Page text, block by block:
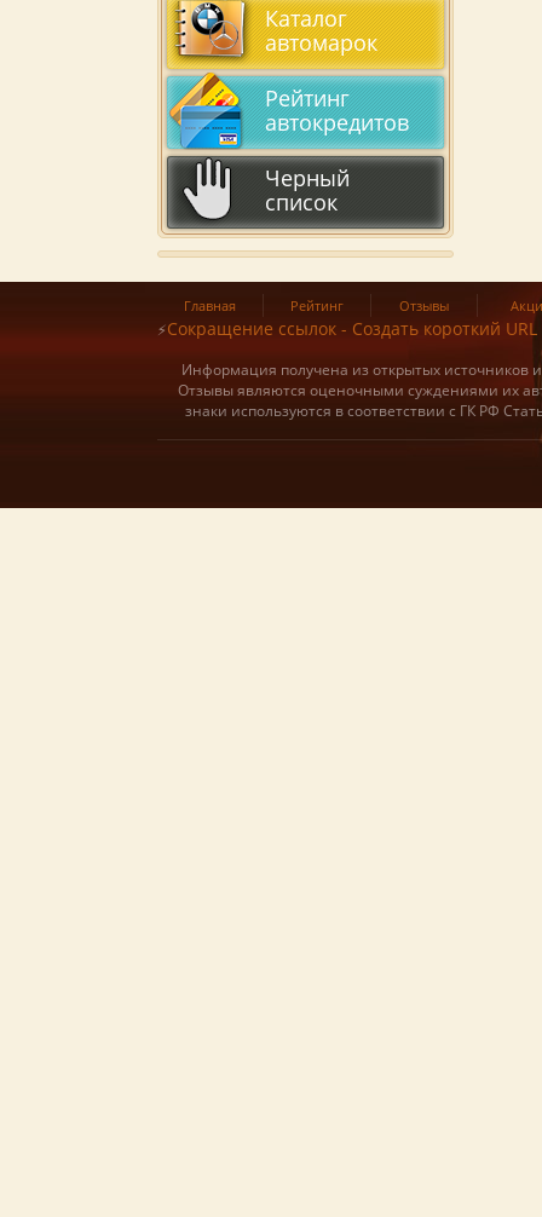
Каталог
автомарок
Рейтинг
автокредитов
Черный
список
Главная Рейтинг Отзывы
⚡Сокращение ссылок - Создать короткий URL
Информация получена из открытых источников
Отзывы являются оценочными суждениями их
знаки используются в соответствии с ГК РФ